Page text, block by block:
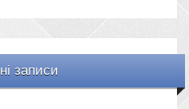
записи